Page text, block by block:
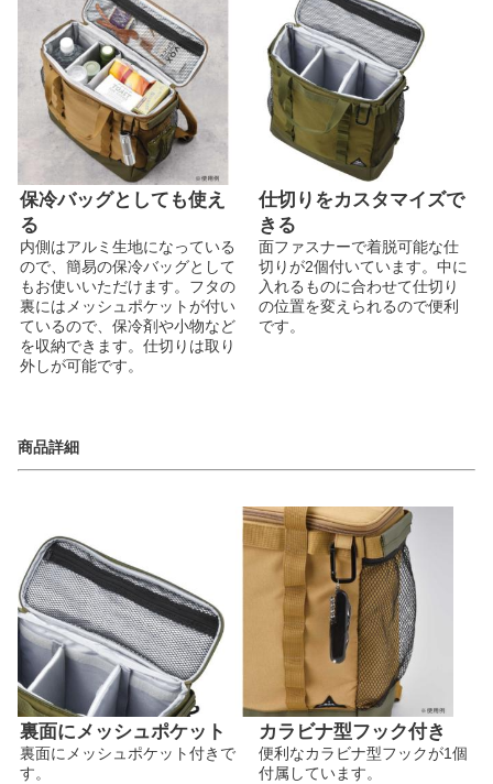
保冷バッグとしても使え
る
内側はアルミ生地になっている
ので、簡易の保冷バッグとして
もお使いいただけます。フタの
裏にはメッシュポケットが付い
ているので、保冷剤や小物など
を収納できます。仕切りは取り
外しが可能です。
仕切りをカスタマイズで
きる
面ファスナーで着脱可能な仕
切りが2個付いています。中に
入れるものに合わせて仕切り
の位置を変えられるので便利
です。
商品詳細
裏面にメッシュポケット
裏面にメッシュポケット付きで
す。
カラビナ型フック付き
便利なカラビナ型フックが1個
付属しています。